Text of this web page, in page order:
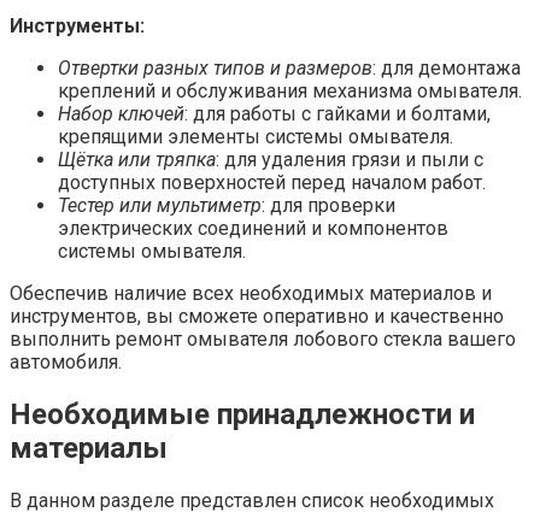
Инструменты:
Отвертки разных типов и размеров: для демонтажа
креплений и обслуживания механизма омывателя.
Набор ключей: для работы с гайками и болтами,
крепящими элементы системы омывателя.
Щётка или тряпка: для удаления грязи и пыли с
доступных поверхностей перед началом работ.
Тестер или мультиметр: для проверки
электрических соединений и компонентов
системы омывателя.
Обеспечив наличие всех необходимых материалов и
инструментов, вы сможете оперативно и качественно
выполнить ремонт омывателя лобового стекла вашего
автомобиля.
Необходимые принадлежности и
материалы
В данном разделе представлен список необходимых